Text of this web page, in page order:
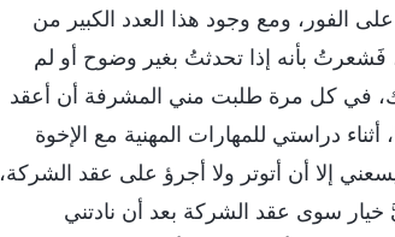
على الفور، ومع وجود هذا العدد الكبير من
فَشعرتُ بأنه إذا تحدثتُ بغير وضوح أو لم
في كل مرة طلبت مني المشرفة أن أعقد
دراستي للمهارات المهنية مع الإخوة
إلا أن أتوتر ولا أجرؤ على عقد الشركة،
سوى عقد الشركة بعد أن نادتني